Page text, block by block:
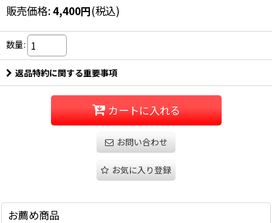
販売価格:4,400円(税込)
数量:
返品特約に関する重要事項
カートに入れる
お問い合わせ
お気に入り登録
お薦め商品